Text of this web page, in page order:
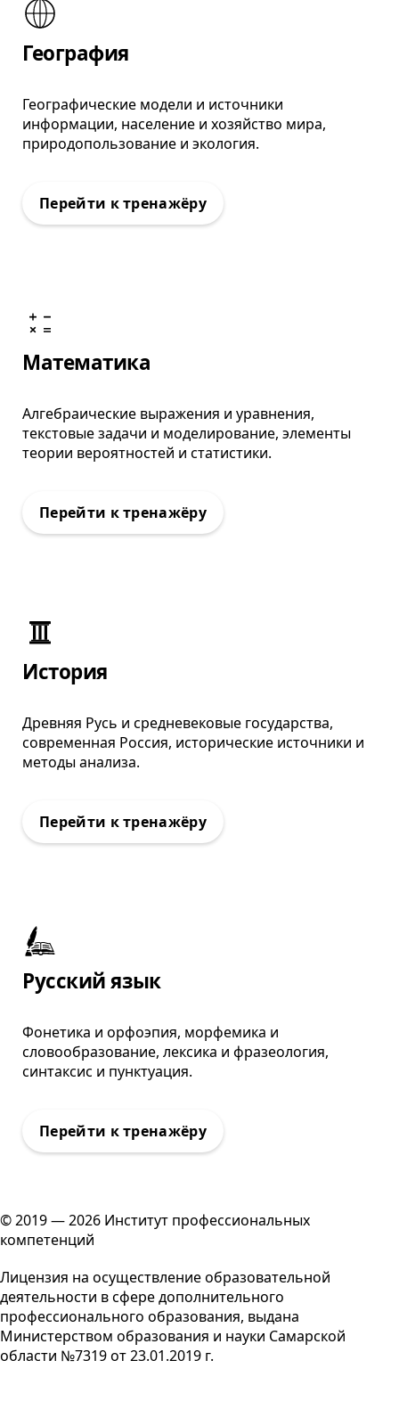
География: Тренажёр ВПР
Географические модели и источники
информации, население и хозяйство мира,
природопользование и экология.
Математика
Алгебраические выражения и уравнения,
текстовые задачи и моделирование, элементы
теории вероятностей и статистики.
История: Тренажёр ВПР
Древняя Русь и средневековые государства,
современная Россия, исторические источники и
методы анализа.
Русский язык: Тренажёр ВПР
Фонетика и орфоэпия, морфемика и
словообразование, лексика и фразеология,
синтаксис и пунктуация.
© 2019 — 2026 Институт профессиональных
компетенций
Лицензия на осуществление образовательной
деятельности в сфере дополнительного
профессионального образования, выдана
Министерством образования и науки Самарской
области №7319 от 23.01.2019 г.